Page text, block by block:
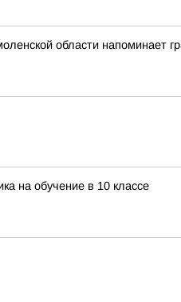
области
на обучение в 10 классе